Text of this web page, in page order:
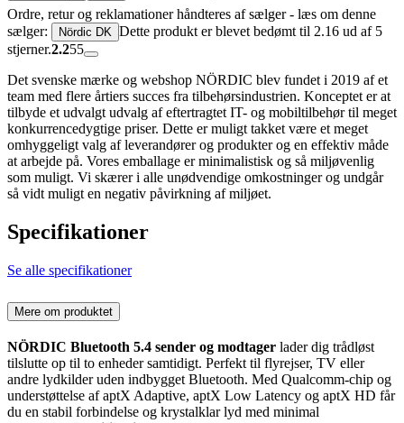
Ordre, retur og reklamationer håndteres af sælger - læs om denne
sælger:
Nördic DK Dette produkt er blevet bedømt til 2.16 ud af 5
stjerner.2.255
Det svenske mærke og webshop NÖRDIC blev fundet i 2019 af et
team med flere årtiers succes fra tilbehørsindustrien. Konceptet er at
tilbyde et udvalgt udvalg af eftertragtet IT- og mobiltilbehør til meget
konkurrencedygtige priser. Dette er muligt takket være et meget
omhyggeligt valg af leverandører og produkter og en effektiv måde
at arbejde på. Vores emballage er minimalistisk og så miljøvenlig
som muligt. Vi skærer i alle unødvendige omkostninger og undgår
så vidt muligt en negativ påvirkning af miljøet.
Specifikationer
Se alle specifikationer
Mere om produktet
NÖRDIC Bluetooth 5.4 sender og modtager lader dig trådløst
tilslutte op til to enheder samtidigt. Perfekt til flyrejser, TV eller
andre lydkilder uden indbygget Bluetooth. Med Qualcomm-chip og
understøttelse af aptX Adaptive, aptX Low Latency og aptX HD får
du en stabil forbindelse og krystalklar lyd med minimal